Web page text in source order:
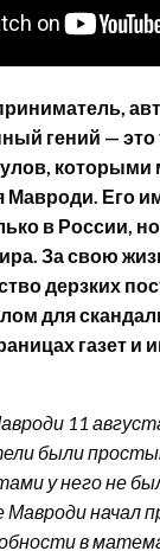
гений — это
Мавроди. Его
в России,
За свою
дерзких
для
газет и
11
были
у него не
Мавроди начал
в